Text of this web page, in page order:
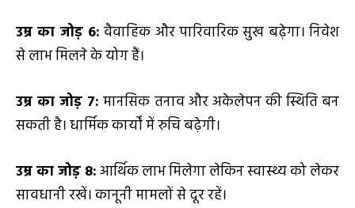
उम्र का जोड़ 6: वैवाहिक और पारिवारिक सुख बढ़ेगा। निवेश
से लाभ मिलने के योग हैं।
उम्र का जोड़ 7: मानसिक तनाव और अकेलेपन की स्थिति बन
सकती है। धार्मिक कार्यों में रुचि बढ़ेगी।
उम्र का जोड़ 8:आर्थिक लाभ मिलेगा लेकिन स्वास्थ्य को लेकर
सावधानी रखें। कानूनी मामलों से दूर रहें।